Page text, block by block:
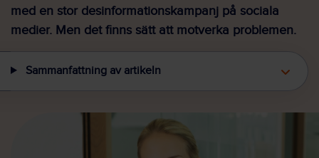
med en stor desinformationskampanj på sociala
medier. Men det finns sätt att motverka problemen.
Sammanfattning av artikeln